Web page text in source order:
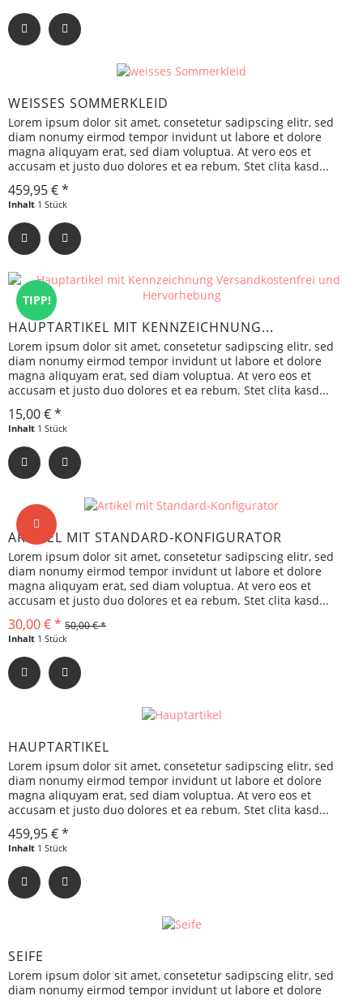
WEISSES SOMMERKLEID
Lorem ipsum dolor sit amet, consetetur sadipscing elitr, sed
diam nonumy eirmod tempor invidunt ut labore et dolore
magna aliquyam erat, sed diam voluptua. At vero eos et
accusam et justo duo dolores et ea rebum. Stet clita kasd...
Inhalt 1 Stück
459,95 € *
TIPP!
HAUPTARTIKEL MIT KENNZEICHNUNG...
Lorem ipsum dolor sit amet, consetetur sadipscing elitr, sed
diam nonumy eirmod tempor invidunt ut labore et dolore
magna aliquyam erat, sed diam voluptua. At vero eos et
accusam et justo duo dolores et ea rebum. Stet clita kasd...
Inhalt 1 Stück
15,00 € *
ARTIKEL MIT STANDARD-KONFIGURATOR
Lorem ipsum dolor sit amet, consetetur sadipscing elitr, sed
diam nonumy eirmod tempor invidunt ut labore et dolore
magna aliquyam erat, sed diam voluptua. At vero eos et
accusam et justo duo dolores et ea rebum. Stet clita kasd...
Inhalt 1 Stück
30,00 € * 50,00 € *
HAUPTARTIKEL
Lorem ipsum dolor sit amet, consetetur sadipscing elitr, sed
diam nonumy eirmod tempor invidunt ut labore et dolore
magna aliquyam erat, sed diam voluptua. At vero eos et
accusam et justo duo dolores et ea rebum. Stet clita kasd...
Inhalt 1 Stück
459,95 € *
SEIFE
Lorem ipsum dolor sit amet, consetetur sadipscing elitr, sed
diam nonumy eirmod tempor invidunt ut labore et dolore